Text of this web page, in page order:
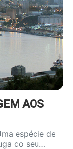
AOS
espécie de
do seu…